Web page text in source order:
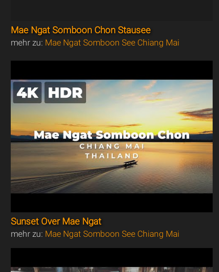
Mae Ngat Somboon Chon Stausee
mehr zu: Mae Ngat Somboon See Chiang Mai
Sunset Over Mae Ngat
mehr zu: Mae Ngat Somboon See Chiang Mai